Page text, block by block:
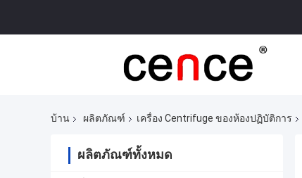
บ้าน ผลิตภัณฑ์ เครื่อง Centrifuge ของห้องปฏิบัติการ
ผลิตภัณฑ์ทั้งหมด